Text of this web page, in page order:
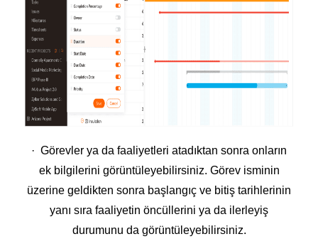
· Görevler ya da faaliyetleri atadıktan sonra onların
ek bilgilerini görüntüleyebilirsiniz. Görev isminin
üzerine geldikten sonra başlangıç ve bitiş tarihlerinin
yanı sıra faaliyetin öncüllerini ya da ilerleyiş
durumunu da görüntüleyebilirsiniz.